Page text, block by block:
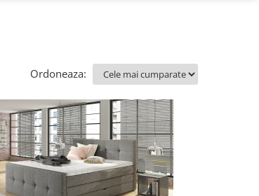
Ordoneaza: